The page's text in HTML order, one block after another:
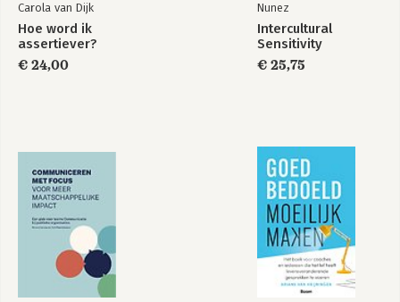
Carola van Dijk
Hoe word ik
assertiever?
€ 24,00
Nunez
Intercultural
Sensitivity
€ 25,75